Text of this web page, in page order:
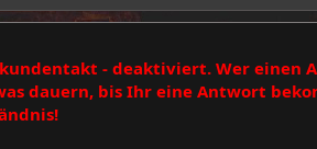
- deaktiviert. Wer einen
dauern, bis Ihr eine Antwort